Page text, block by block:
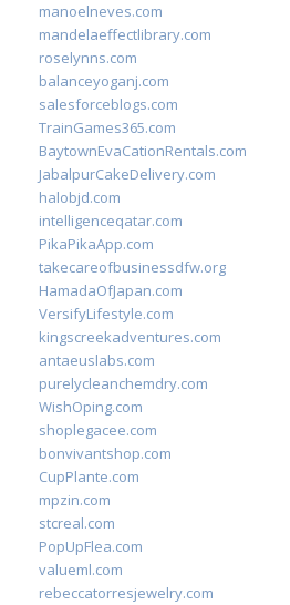
manoelneves.com
mandelaeffectlibrary.com
roselynns.com
balanceyoganj.com
salesforceblogs.com
TrainGames365.com
BaytownEvaCationRentals.com
JabalpurCakeDelivery.com
halobjd.com
intelligenceqatar.com
PikaPikaApp.com
takecareofbusinessdfw.org
HamadaOfJapan.com
VersifyLifestyle.com
kingscreekadventures.com
antaeuslabs.com
purelycleanchemdry.com
WishOping.com
shoplegacee.com
bonvivantshop.com
CupPlante.com
mpzin.com
stcreal.com
PopUpFlea.com
valueml.com
rebeccatorresjewelry.com